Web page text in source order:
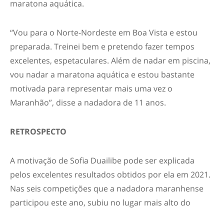
maratona aquática.
“Vou para o Norte-Nordeste em Boa Vista e estou
preparada. Treinei bem e pretendo fazer tempos
excelentes, espetaculares. Além de nadar em piscina,
vou nadar a maratona aquática e estou bastante
motivada para representar mais uma vez o
Maranhão”, disse a nadadora de 11 anos.
RETROSPECTO
A motivação de Sofia Duailibe pode ser explicada
pelos excelentes resultados obtidos por ela em 2021.
Nas seis competições que a nadadora maranhense
participou este ano, subiu no lugar mais alto do